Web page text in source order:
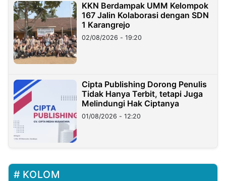
KKN Berdampak UMM Kelompok
167 Jalin Kolaborasi dengan SDN
1 Karangrejo
02/08/2026 - 19:20
Cipta Publishing Dorong Penulis
Tidak Hanya Terbit, tetapi Juga
Melindungi Hak Ciptanya
01/08/2026 - 12:20
KOLOM